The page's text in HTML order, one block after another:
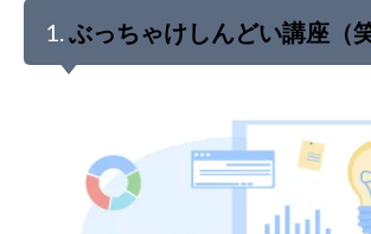
1. ぶっちゃけしんどい講座（